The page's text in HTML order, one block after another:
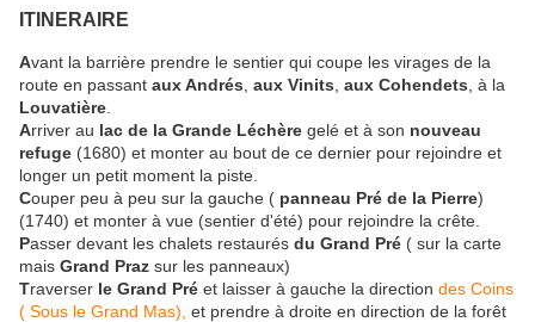
ITINERAIRE
Avant la barrière prendre le sentier qui coupe les virages de la
route en passant aux Andrés aux Vinits aux Cohendets , à la
Louvatière
Arriver au lac de la Grande Léchère gelé et à son nouveau
refuge (1680) et monter au bout de ce dernier pour rejoindre et
longer un petit moment la piste.
Couper peu à peu sur la gauche ( panneau Pré de la Pierre)
(1740) et monter à vue (sentier d'été) pour rejoindre la crête.
Passer devant les chalets restaurés du Grand Pré ( sur la carte
mais Grand Praz sur les panneaux)
Traverser le Grand Pré et laisser à gauche la direction des Coins
( Sous le Grand Mas), et prendre à droite en direction de la forêt